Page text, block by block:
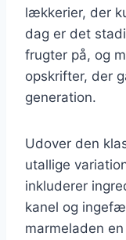
lækkerier, der
dag er det
frugter på, og
opskrifter, der
generation.
Udover den
utallige
inkluderer
kanel og
marmeladen